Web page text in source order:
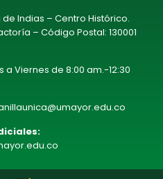
Indias – Centro Histórico.
– Código Postal: 130001
a Viernes de 8:00 am.-12:30